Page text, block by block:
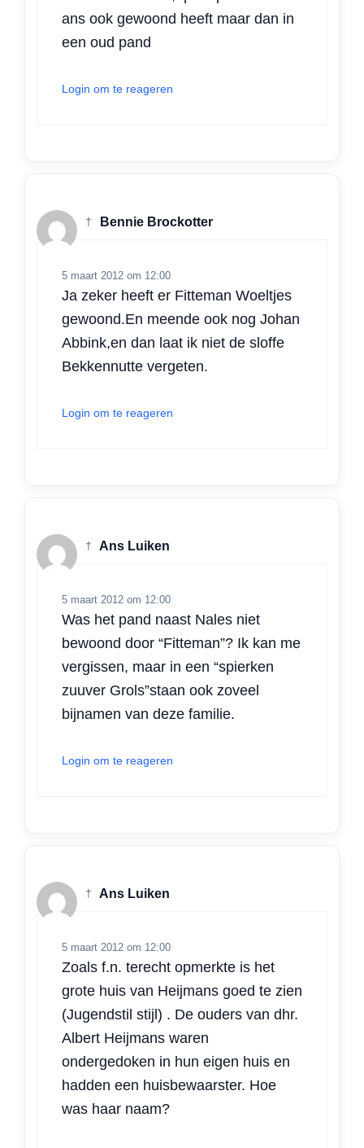
ans ook gewoond heeft maar dan in
een oud pand
Login om te reageren
† Bennie Brockotter
5 maart 2012 om 12:00
Ja zeker heeft er Fitteman Woeltjes
gewoond.En meende ook nog Johan
Abbink,en dan laat ik niet de sloffe
Bekkennutte vergeten.
Login om te reageren
† Ans Luiken
5 maart 2012 om 12:00
Was het pand naast Nales niet
bewoond door “Fitteman”? Ik kan me
vergissen, maar in een “spierken
zuuver Grols”staan ook zoveel
bijnamen van deze familie.
Login om te reageren
† Ans Luiken
5 maart 2012 om 12:00
Zoals f.n. terecht opmerkte is het
grote huis van Heijmans goed te zien
(Jugendstil stijl) . De ouders van dhr.
Albert Heijmans waren
ondergedoken in hun eigen huis en
hadden een huisbewaarster. Hoe
was haar naam?